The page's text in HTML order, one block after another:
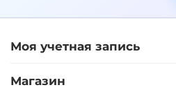
Моя учетная запись
Магазин